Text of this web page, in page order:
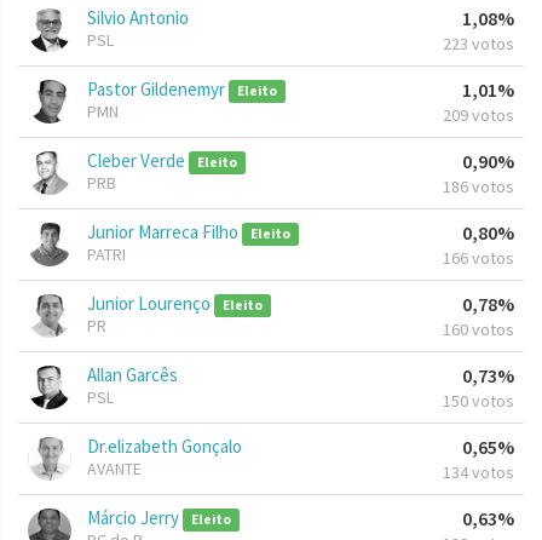
Silvio Antonio
PSL
1,08%
223 votos
Pastor Gildenemyr Eleito
PMN
1,01%
209 votos
Cleber Verde Eleito
PRB
0,90%
186 votos
Junior Marreca Filho Eleito
PATRI
0,80%
166 votos
Junior Lourenço Eleito
PR
0,78%
160 votos
Allan Garcês
PSL
0,73%
150 votos
Dr.elizabeth Gonçalo
AVANTE
0,65%
134 votos
Márcio Jerry Eleito 0,63%